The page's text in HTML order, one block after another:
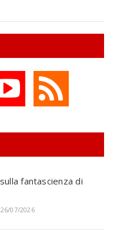
fantascienza di
26/07/2026